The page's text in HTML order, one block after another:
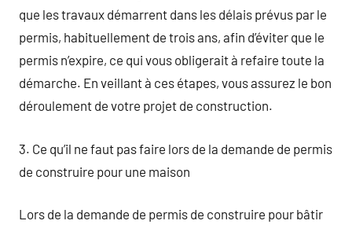
que les travaux démarrent dans les délais prévus par le
permis, habituellement de trois ans, afin d’éviter que le
permis n’expire, ce qui vous obligerait à refaire toute la
démarche. En veillant à ces étapes, vous assurez le bon
déroulement de votre projet de construction.
3. Ce qu’il ne faut pas faire lors de la demande de permis
de construire pour une maison
Lors de la demande de permis de construire pour bâtir